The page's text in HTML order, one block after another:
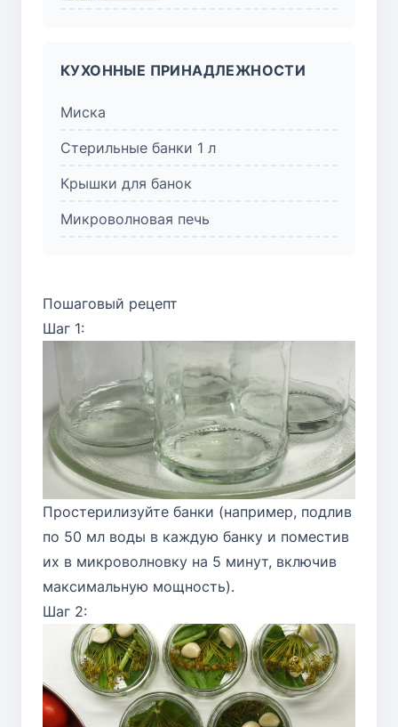
КУХОННЫЕ ПРИНАДЛЕЖНОСТИ
Миска
Стерильные банки 1 л
Крышки для банок
Микроволновая печь
Пошаговый рецепт
Шаг 1:
Простерилизуйте банки (например, подлив
по 50 мл воды в каждую банку и поместив
их в микроволновку на 5 минут, включив
максимальную мощность).
Шаг 2: